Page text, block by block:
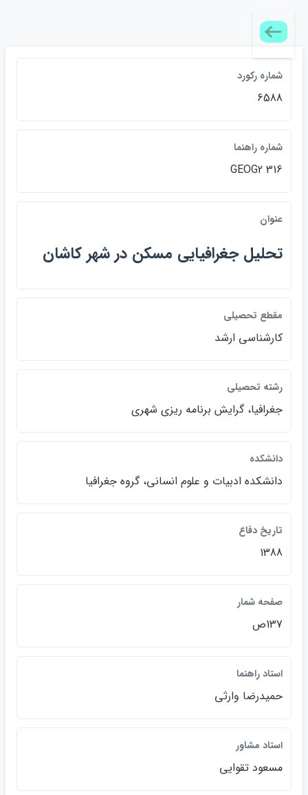
شماره ركورد
6588
شماره راهنما
GEOG2 316
عنوان
تحليل جغرافيايي مسكن در شهر كاشان
مقطع تحصيلي
كارشناسي ارشد
رشته تحصيلي
جغرافيا، گرايش برنامه ريزي شهري
دانشكده
دانشكده ادبيات و علوم انساني، گروه جغرافيا
تاريخ دفاع
1388
صفحه شمار
137ص
استاد راهنما
حميدرضا وارثي
استاد مشاور
مسعود تقوايي